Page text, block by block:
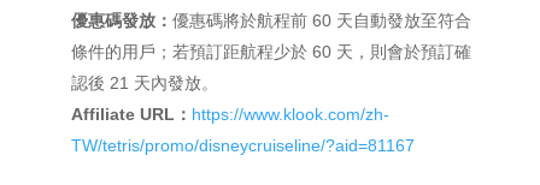
優惠碼發放： 優惠碼將於航程前 60 天自動發放至符合
條件的用戶；若預訂距航程少於 60 天，則會於預訂確
認後 21 天內發放。
Affiliate URL： https://www.klook.com/zh-
TW/tetris/promo/disneycruiseline/?aid=81167